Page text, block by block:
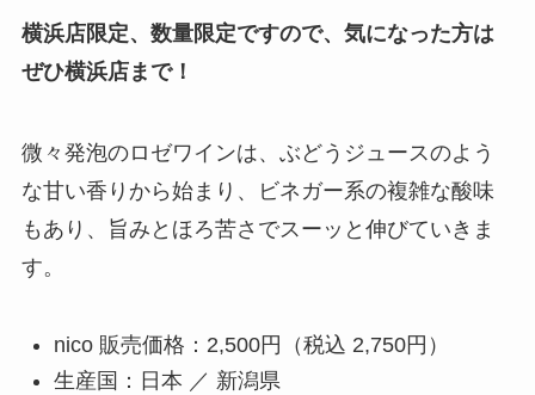
横浜店限定、数量限定ですので、気になった方は
ぜひ横浜店まで！
微々発泡のロゼワインは、ぶどうジュースのよう
な甘い香りから始まり、ビネガー系の複雑な酸味
もあり、旨みとほろ苦さでスーッと伸びていきま
す。
nico 販売価格：2,500円（税込 2,750円）
生産国：日本 ／ 新潟県